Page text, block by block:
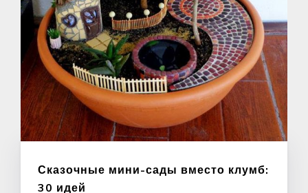
Сказочные мини-сады вместо клумб:
30 идей